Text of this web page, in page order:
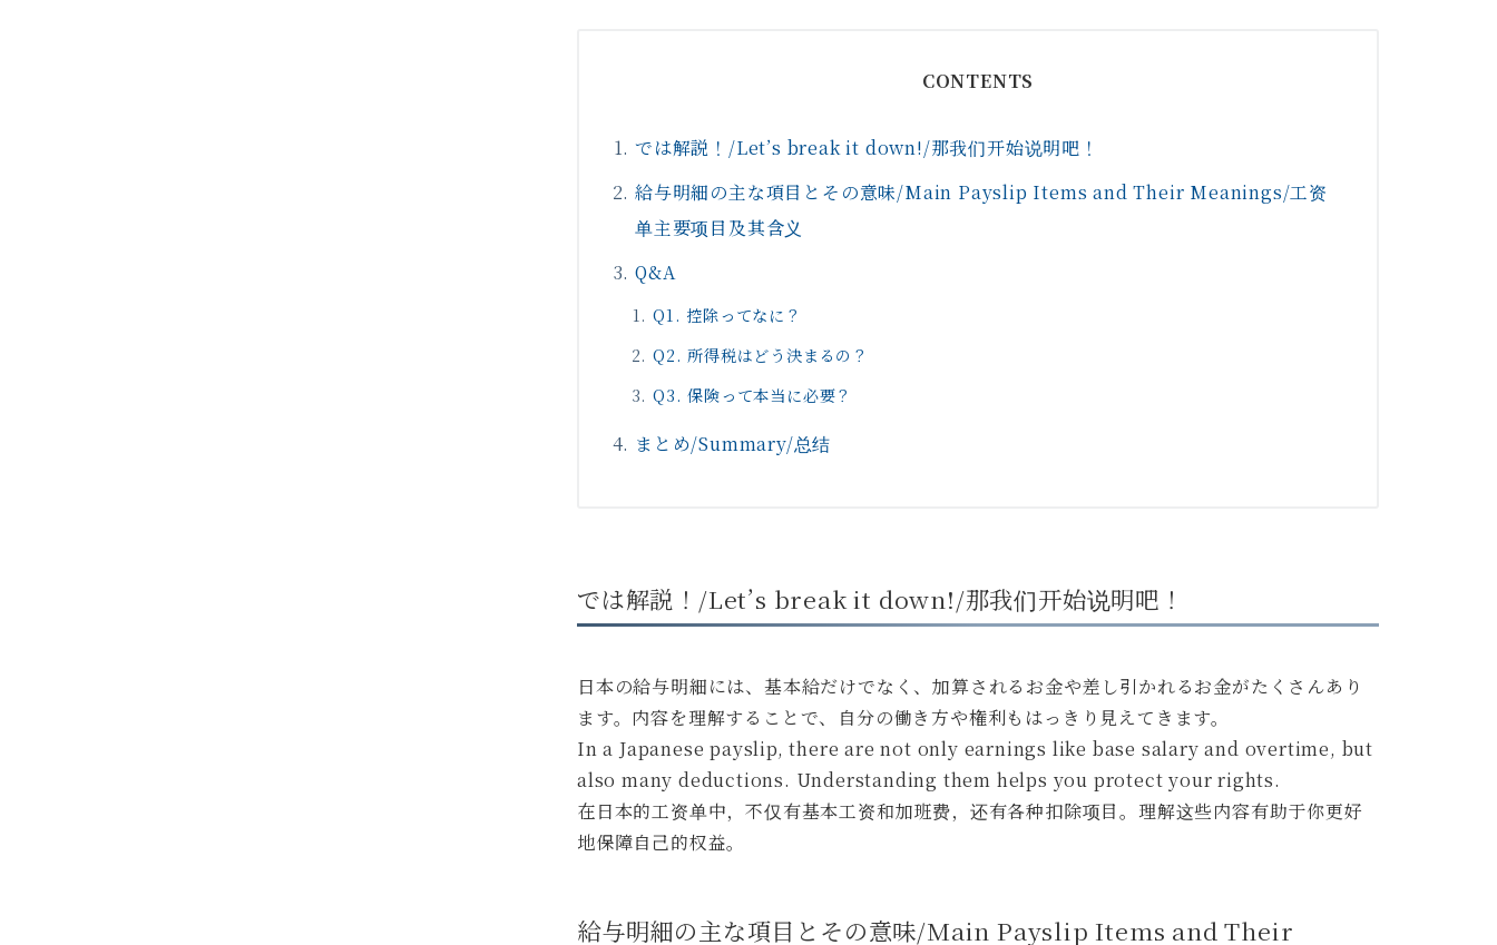
CONTENTS
では解説！/Let’s break it down!/那我们开始说明吧！
給与明細の主な項目とその意味/Main Payslip Items and Their Meanings/工资
单主要项目及其含义
Q&A
Q1. 控除ってなに？
Q2. 所得税はどう決まるの？
Q3. 保険って本当に必要？
まとめ/Summary/总结
では解説！/Let’s break it down!/那我们开始说明吧！
日本の給与明細には、基本給だけでなく、加算されるお金や差し引かれるお金がたくさんあり
ます。内容を理解することで、自分の働き方や権利もはっきり見えてきます。
In a Japanese payslip, there are not only earnings like base salary and overtime, but
also many deductions. Understanding them helps you protect your rights.
在日本的工资单中，不仅有基本工资和加班费，还有各种扣除项目。理解这些内容有助于你更好
地保障自己的权益。
給与明細の主な項目とその意味/Main Payslip Items and Their